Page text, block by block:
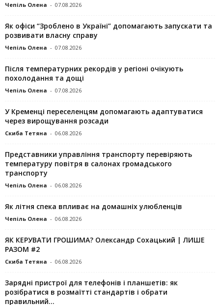
Чепіль Олена - 07.08.2026
Як офіси “Зроблено в Україні” допомагають запускaти та
розвивати власну справу
Чепіль Олена - 07.08.2026
Після температурних рекордів у регіоні очікують
похолодання та дощі
Чепіль Олена - 07.08.2026
У Кременці переселенцям допомагають адаптуватися
через вирощування розсади
Скиба Тетяна - 06.08.2026
Представники управління транспорту перевіряють
температуру повітря в салонах громадського
транспорту
Чепіль Олена - 06.08.2026
Як літня спека впливає на домашніх улюбленців
Чепіль Олена - 06.08.2026
ЯК КЕРУВАТИ ГРОШИМА? Олександр Сохацький | ЛИШЕ
РАЗОМ #2
Скиба Тетяна - 06.08.2026
Зарядні пристрої для телефонів і планшетів: як
розібратися в розмаїтті стандартів і обрати
правильний...